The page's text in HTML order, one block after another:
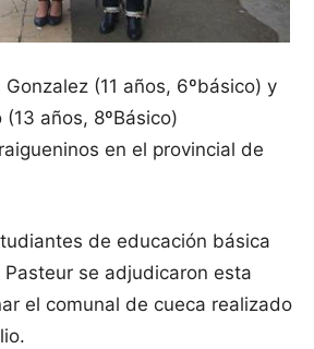
(11 años, 6ºbásico) y
años, 8ºBásico)
en el provincial de
de educación básica
se adjudicaron esta
el comunal de cueca realizado